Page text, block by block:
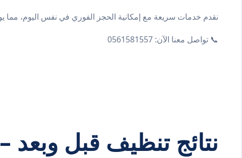
نقدم خدمات سريعة مع إمكانية الحجز الفوري في نفس اليوم، مما
📞 تواصل معنا الآن: 0561581557
نتائج تنظيف قبل وبعد